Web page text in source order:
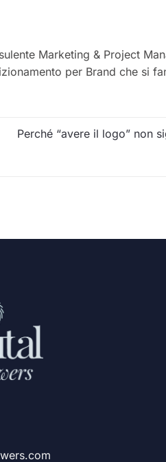
Marketing & Project
per Brand che si
Perché “avere il logo” non